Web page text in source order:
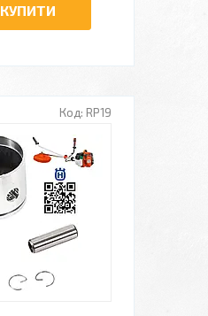
КУПИТИ
RP19